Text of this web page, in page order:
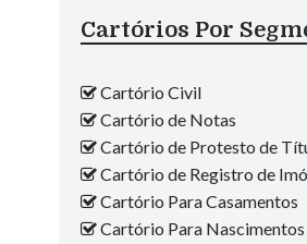
Cartórios Por
Cartório Civil
Cartório de Notas
Cartório de Protesto de
Cartório de Registro de
Cartório Para Casamentos
Cartório Para Nascimentos